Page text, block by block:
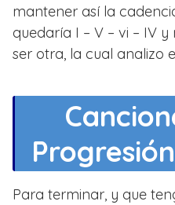
mantener así la
quedaría I – V – vi – IV
ser otra, la cual analizo
Para terminar, y que